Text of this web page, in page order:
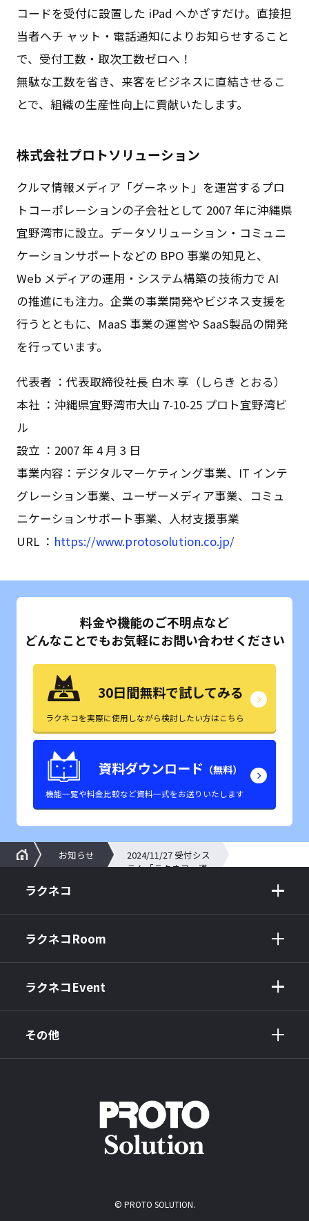
コードを受付に設置した iPad へかざすだけ。直接担
当者へチ ャット・電話通知によりお知らせすること
で、受付工数・取次工数ゼロへ！
無駄な工数を省き、来客をビジネスに直結させるこ
とで、組織の生産性向上に貢献いたします。
株式会社プロトソリューション
クルマ情報メディア「グーネット」を運営するプロ
トコーポレーションの子会社として 2007 年に沖縄県
宜野湾市に設立。データソリューション・コミュニ
ケーションサポートなどの BPO 事業の知見と、
Web メディアの運用・システム構築の技術力で AI
の推進にも注力。企業の事業開発やビジネス支援を
行うとともに、MaaS 事業の運営や SaaS製品の開発
を行っています。
代表者 ：代表取締役社長 白木 享（しらき とおる）
本社 ：沖縄県宜野湾市大山 7-10-25 プロト宜野湾ビ
ル
設立 ：2007 年 4 月 3 日
事業内容：デジタルマーケティング事業、IT インテ
グレーション事業、ユーザーメディア事業、コミュ
ニケーションサポート事業、人材支援事業
URL ： https://www.protosolution.co.jp/
料金や機能のご不明点など
どんなことでもお気軽にお問い合わせください
30日間無料で試してみる
ラクネコを実際に使用しながら検討したい方はこちら
資料ダウンロード （無料）
機能一覧や料金比較など資料一式をお送りいたします
お知らせ
2024/11/27 受付シス
テム「ラクネコ」導
ラクネコ
ラクネコRoom
ラクネコEvent
その他
© PROTO SOLUTION.